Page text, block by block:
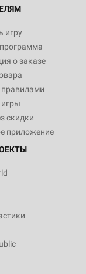
игру
о заказе
скидки
приложение